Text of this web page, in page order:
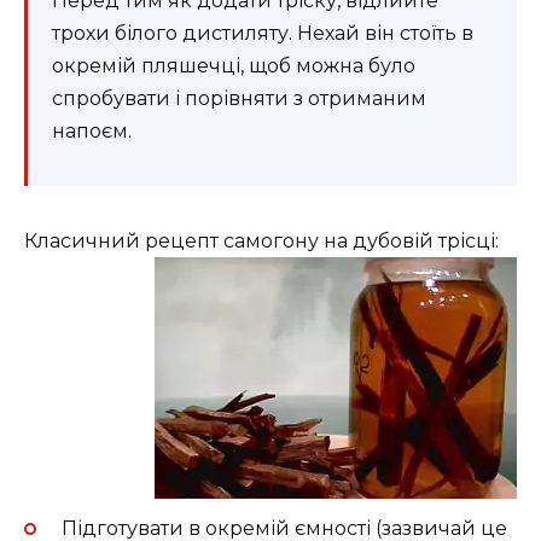
трохи білого дистиляту. Нехай він стоїть в
окремій пляшечці, щоб можна було
спробувати і порівняти з отриманим
напоєм.
Класичний рецепт самогону на дубовій трісці:
Підготувати в окремій ємності (зазвичай це